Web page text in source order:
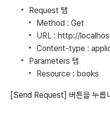
Request 탭
Method : Get
URL : http://
Content-type :
Parameters 탭
Resource : books
[Send Request] 버튼을 누릅